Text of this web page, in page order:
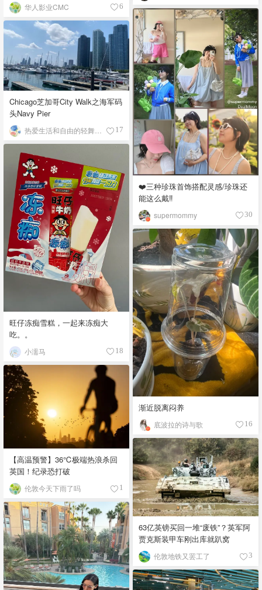
华人影业CMC 6
❤️三种珍珠首饰搭配灵感/珍珠还
能这么戴‼️
supermommy 30
Chicago芝加哥City Walk之海军码
头Navy Pier
热爱生活和自由的轻舞飞扬 17
旺仔冻痴雪糕，一起来冻痴大
吃。。
小濡马 18
渐近脱离闷养
底波拉的诗与歌 16
【高温预警】36℃极端热浪杀回
英国！纪录恐打破
伦敦今天下雨了吗 1
63亿英镑买回一堆“废铁”？英军阿
贾克斯装甲车刚出库就趴窝
伦敦地铁又罢工了 3